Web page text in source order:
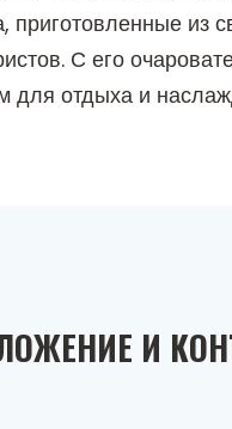
приготовленные
С его
отдыха и
И